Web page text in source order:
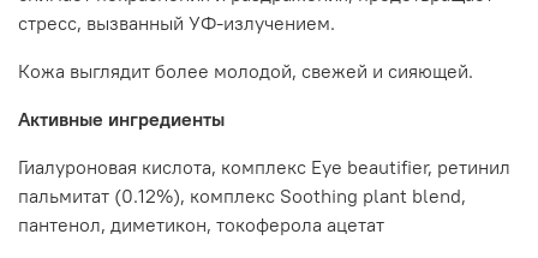
стресс, вызванный УФ-излучением.
Кожа выглядит более молодой, свежей и сияющей.
Активные ингредиенты
Гиалуроновая кислота, комплекс Eye beautifier, ретинил
пальмитат (0.12%), комплекс Soothing plant blend,
пантенол, диметикон, токоферола ацетат